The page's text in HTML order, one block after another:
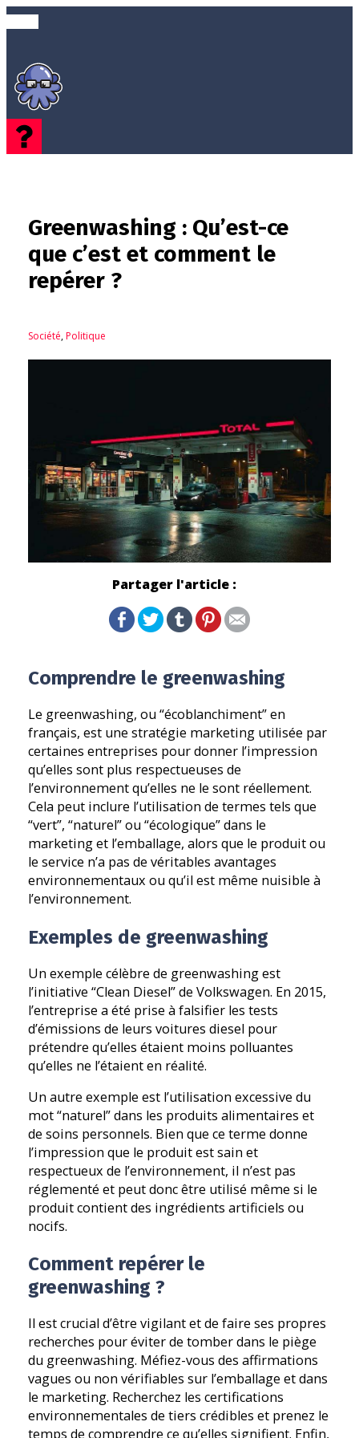
Greenwashing : Qu’est-ce
que c’est et comment le
repérer ?
Société,Politique
Partager l'article :
Comprendre le greenwashing
Le greenwashing, ou “écoblanchiment” en
français, est une stratégie marketing utilisée par
certaines entreprises pour donner l’impression
qu’elles sont plus respectueuses de
l’environnement qu’elles ne le sont réellement.
Cela peut inclure l’utilisation de termes tels que
“vert”, “naturel” ou “écologique” dans le
marketing et l’emballage, alors que le produit ou
le service n’a pas de véritables avantages
environnementaux ou qu’il est même nuisible à
l’environnement.
Exemples de greenwashing
Un exemple célèbre de greenwashing est
l’initiative “Clean Diesel” de Volkswagen. En 2015,
l’entreprise a été prise à falsifier les tests
d’émissions de leurs voitures diesel pour
prétendre qu’elles étaient moins polluantes
qu’elles ne l’étaient en réalité.
Un autre exemple est l’utilisation excessive du
mot “naturel” dans les produits alimentaires et
de soins personnels. Bien que ce terme donne
l’impression que le produit est sain et
respectueux de l’environnement, il n’est pas
réglementé et peut donc être utilisé même si le
produit contient des ingrédients artificiels ou
nocifs.
Comment repérer le
greenwashing ?
Il est crucial d’être vigilant et de faire ses propres
recherches pour éviter de tomber dans le piège
du greenwashing. Méfiez-vous des affirmations
vagues ou non vérifiables sur l’emballage et dans
le marketing. Recherchez les certifications
environnementales de tiers crédibles et prenez le
temps de comprendre ce qu’elles signifient. Enfin,